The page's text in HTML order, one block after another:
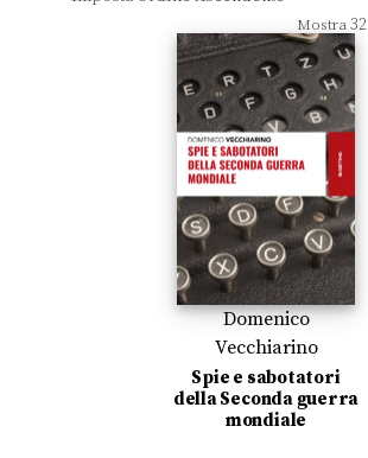
Mostra32
Domenico
Vecchiarino
Spie e sabotatori
della Seconda guerra
mondiale